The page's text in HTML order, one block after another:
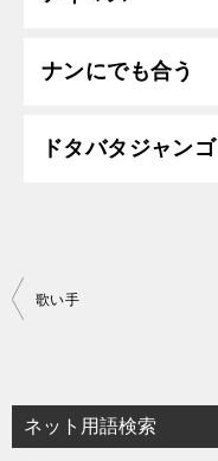
ナンにでも合う
ドタバタジャンゴ
投
ビ
ゲ
歌い手
ネット用語検索